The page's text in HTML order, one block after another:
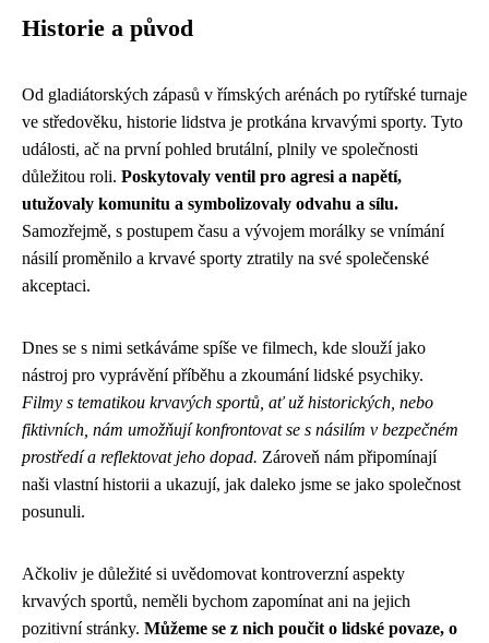
Historie a původ
Od gladiátorských zápasů v římských arénách po rytířské turnaje
ve středověku, historie lidstva je protkána krvavými sporty. Tyto
události, ač na první pohled brutální, plnily ve společnosti
důležitou roli. Poskytovaly ventil pro agresi a napětí,
utužovaly komunitu a symbolizovaly odvahu a sílu.
Samozřejmě, s postupem času a vývojem morálky se vnímání
násilí proměnilo a krvavé sporty ztratily na své společenské
akceptaci.
Dnes se s nimi setkáváme spíše ve filmech, kde slouží jako
nástroj pro vyprávění příběhu a zkoumání lidské psychiky.
Filmy s tematikou krvavých sportů, ať už historických, nebo
fiktivních, nám umožňují konfrontovat se s násilím v bezpečném
prostředí a reflektovat jeho dopad. Zároveň nám připomínají
naši vlastní historii a ukazují, jak daleko jsme se jako společnost
posunuli.
Ačkoliv je důležité si uvědomovat kontroverzní aspekty
krvavých sportů, neměli bychom zapomínat ani na jejich
pozitivní stránky. Můžeme se z nich poučit o lidské povaze, o